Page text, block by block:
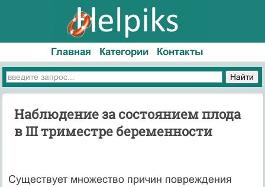
Главная Категории Контакты
Наблюдение за состоянием плода
в III триместре беременности
Существует множество причин повреждения